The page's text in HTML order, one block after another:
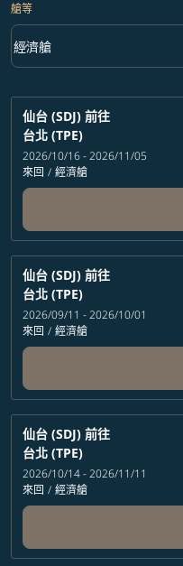
艙等
艙等 option 經濟艙 Selected
經濟艙
keyboard_arrow_down
仙台 (SDJ) 前往
台北 (TPE)
2026/10/16 - 2026/11/05
來回 / 經濟艙
仙台 (SDJ) 前往
台北 (TPE)
2026/09/11 - 2026/10/01
來回 / 經濟艙
仙台 (SDJ) 前往
台北 (TPE)
2026/10/14 - 2026/11/11
來回 / 經濟艙